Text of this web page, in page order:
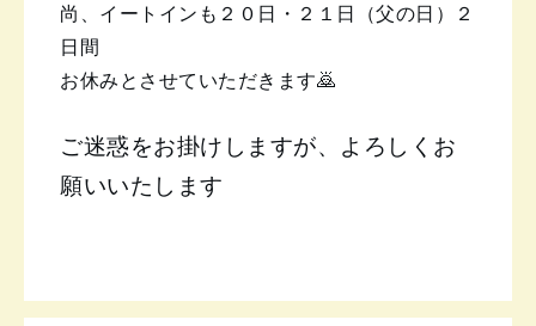
尚、イートインも２０日・２１日（父の日）２
日間
お休みとさせていただきます🙇
ご迷惑をお掛けしますが、よろしくお
願いいたします